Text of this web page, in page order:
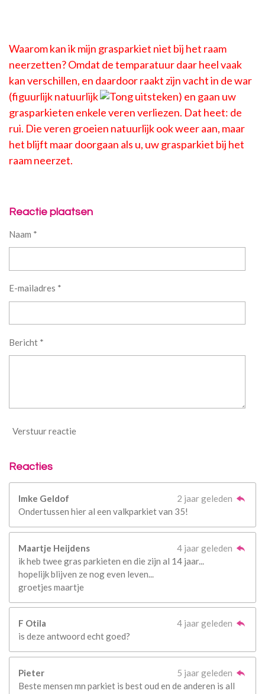
Waarom kan ik mijn grasparkiet niet bij het raam
neerzetten? Omdat de temparatuur daar heel vaak
kan verschillen, en daardoor raakt zijn vacht in de war
(figuurlijk natuurlijk
) en gaan uw
grasparkieten enkele veren verliezen. Dat heet: de
rui. Die veren groeien natuurlijk ook weer aan, maar
het blijft maar doorgaan als u, uw grasparkiet bij het
raam neerzet.
Reactie plaatsen
Naam *
E-mailadres *
Bericht *
Verstuur reactie
Reacties
Imke Geldof
2 jaar geleden
Ondertussen hier al een valkparkiet van 35!
Maartje Heijdens
4 jaar geleden
ik heb twee gras parkieten en die zijn al 14 jaar...
hopelijk blijven ze nog even leven...
groetjes maartje
F Otila
4 jaar geleden
is deze antwoord echt goed?
Pieter
5 jaar geleden
Beste mensen mn parkiet is best oud en de anderen is all